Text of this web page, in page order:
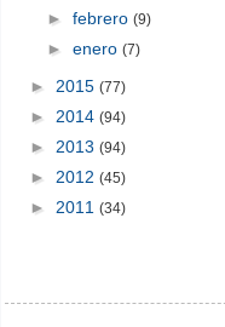
►febrero(9)
►enero(7)
► 2015 (77)
► 2014 (94)
► 2013 (94)
► 2012 (45)
► 2011 (34)